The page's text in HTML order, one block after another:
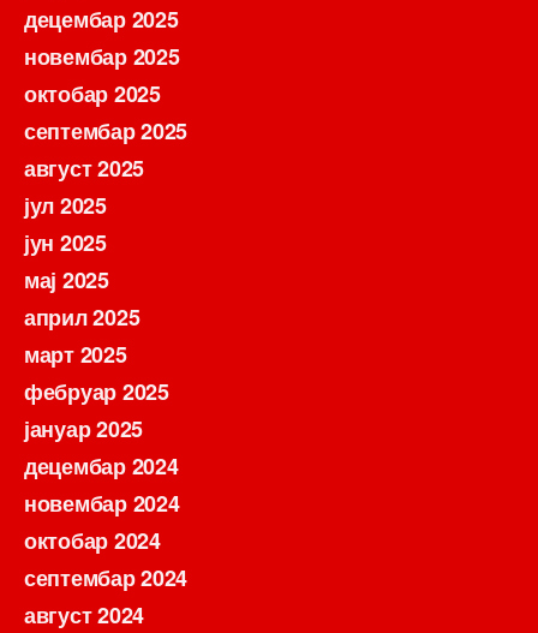
децембар 2025
новембар 2025
октобар 2025
септембар 2025
август 2025
јул 2025
јун 2025
мај 2025
април 2025
март 2025
фебруар 2025
јануар 2025
децембар 2024
новембар 2024
октобар 2024
септембар 2024
август 2024